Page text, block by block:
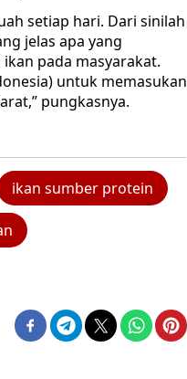
setiap hari. Dari sinilah
jelas apa yang
pada masyarakat.
untuk memasukan
pungkasnya.
ikan sumber protein